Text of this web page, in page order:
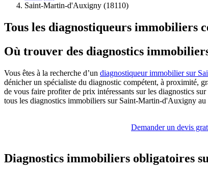
Saint-Martin-d'Auxigny (18110)
Tous les diagnostiqueurs
Où trouver des diagnostics
Vous êtes à la recherche d’un diagnostiqueur immobilier sur
dénicher un spécialiste du diagnostic compétent, à proximité,
de vous faire profiter de prix intéressants sur les diagnostics
tous les diagnostics immobiliers sur Saint-Martin-d'Auxigny
Demander un devis
Diagnostics immobiliers obligatoires